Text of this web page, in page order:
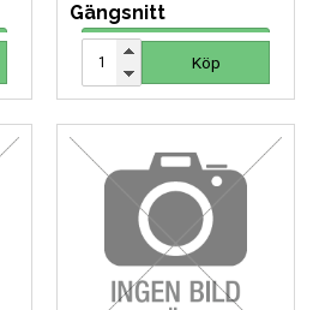
Gängsnitt
62 SEK
Köp